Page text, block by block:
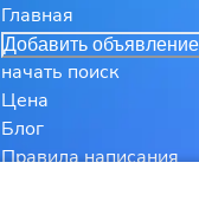
Главная
Добавить объявление
начать поиск
Цена
Блог
Правила написания